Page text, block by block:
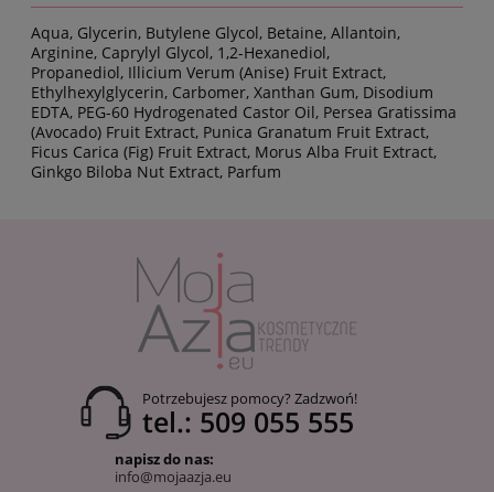
Aqua, Glycerin, Butylene Glycol, Betaine, Allantoin,
Arginine, Caprylyl Glycol, 1,2-Hexanediol,
Propanediol, Illicium Verum (Anise) Fruit Extract,
Ethylhexylglycerin, Carbomer, Xanthan Gum, Disodium
EDTA, PEG-60 Hydrogenated Castor Oil, Persea Gratissima
(Avocado) Fruit Extract, Punica Granatum Fruit Extract,
Ficus Carica (Fig) Fruit Extract, Morus Alba Fruit Extract,
Ginkgo Biloba Nut Extract, Parfum
Potrzebujesz pomocy? Zadzwoń!
tel.: 509 055 555
napisz do nas:
info@mojaazja.eu